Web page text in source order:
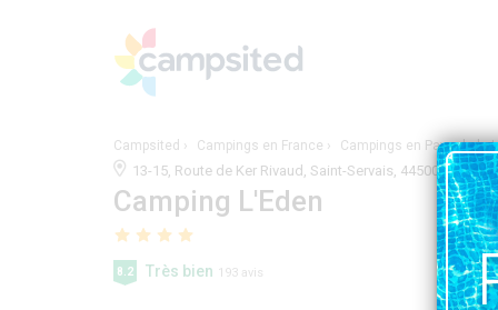
Campsited Campings en France Campings en Pays-de-la-
13-15, Route de Ker Rivaud, Saint-Servais, 44500, La
Camping L'Eden
8.2 Très bien 193 avis